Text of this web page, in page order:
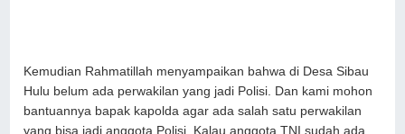
Kemudian Rahmatillah menyampaikan bahwa di Desa Sibau
Hulu belum ada perwakilan yang jadi Polisi. Dan kami mohon
bantuannya bapak kapolda agar ada salah satu perwakilan
yang bisa jadi anggota Polisi, Kalau anggota TNI sudah ada